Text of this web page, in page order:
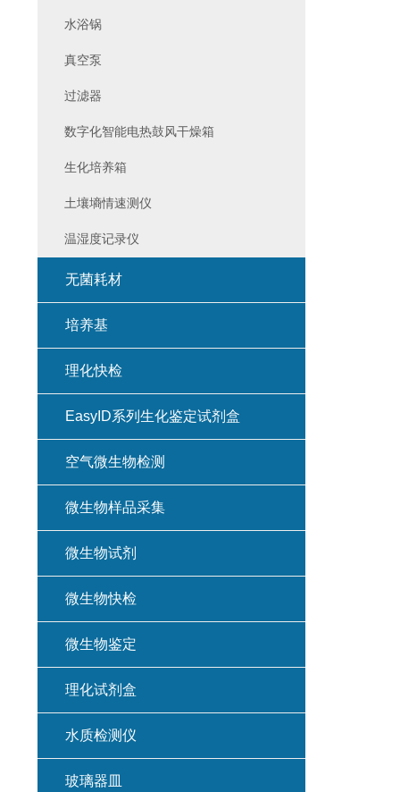
水浴锅
真空泵
过滤器
数字化智能电热鼓风干燥箱
生化培养箱
土壤墒情速测仪
温湿度记录仪
无菌耗材
培养基
理化快检
EasyID系列生化鉴定试剂盒
空气微生物检测
微生物样品采集
微生物试剂
微生物快检
微生物鉴定
理化试剂盒
水质检测仪
玻璃器皿